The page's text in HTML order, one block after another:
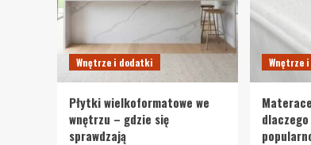
Wnętrze i dodatki
Płytki wielkoformatowe we
wnętrzu – gdzie się
sprawdzają
Wnętrze